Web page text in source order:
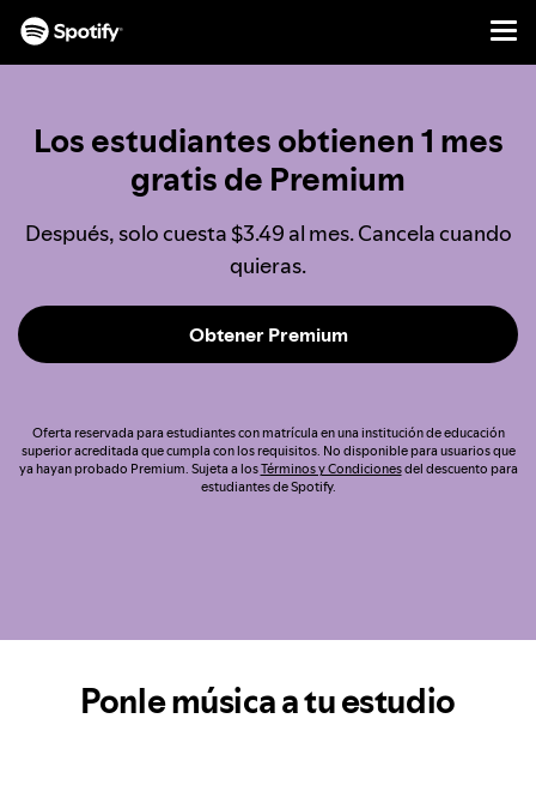
Los estudiantes obtienen 1 mes
gratis de Premium
Después, solo cuesta $3.49 al mes. Cancela cuando
quieras.
Obtener Premium
Oferta reservada para estudiantes con matrícula en una institución de educación
superior acreditada que cumpla con los requisitos. No disponible para usuarios que
ya hayan probado Premium. Sujeta a losTérminos y Condicionesdel descuento para
estudiantes de Spotify.
Ponle música a tu estudio